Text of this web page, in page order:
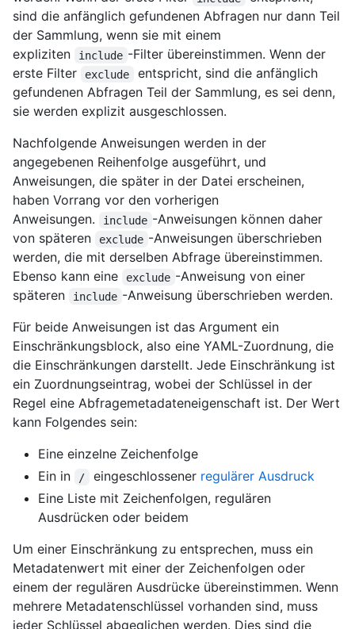
sind die anfänglich gefundenen Abfragen nur dann Teil
der Sammlung, wenn sie mit einem
expliziten
include -Filter übereinstimmen. Wenn der
erste Filter
exclude
entspricht, sind die anfänglich
gefundenen Abfragen Teil der Sammlung, es sei denn,
sie werden explizit ausgeschlossen.
Nachfolgende Anweisungen werden in der
angegebenen Reihenfolge ausgeführt, und
Anweisungen, die später in der Datei erscheinen,
haben Vorrang vor den vorherigen
Anweisungen.
include -Anweisungen können daher
von späteren
exclude -Anweisungen überschrieben
werden, die mit derselben Abfrage übereinstimmen.
Ebenso kann eine
exclude -Anweisung von einer
späteren
include -Anweisung überschrieben werden.
Für beide Anweisungen ist das Argument ein
Einschränkungsblock, also eine YAML-Zuordnung, die
die Einschränkungen darstellt. Jede Einschränkung ist
ein Zuordnungseintrag, wobei der Schlüssel in der
Regel eine Abfragemetadateneigenschaft ist. Der Wert
kann Folgendes sein:
Eine einzelne Zeichenfolge
Ein in
/ eingeschlossener regulärer Ausdruck
Eine Liste mit Zeichenfolgen, regulären
Ausdrücken oder beidem
Um einer Einschränkung zu entsprechen, muss ein
Metadatenwert mit einer der Zeichenfolgen oder
einem der regulären Ausdrücke übereinstimmen. Wenn
mehrere Metadatenschlüssel vorhanden sind, muss
jeder Schlüssel abgeglichen werden. Dies sind die